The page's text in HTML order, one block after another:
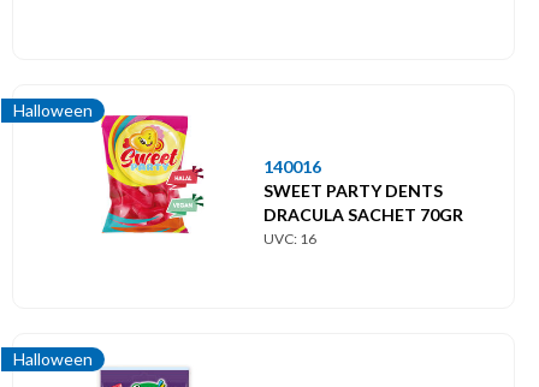
Halloween
140016
SWEET PARTY DENTS
DRACULA SACHET 70GR
UVC: 16
Halloween